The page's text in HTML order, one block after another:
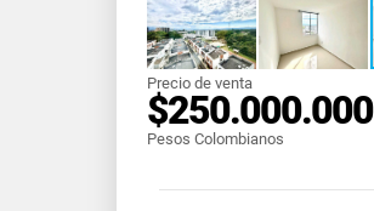
Precio de venta
$250.000.000
Pesos Colombianos